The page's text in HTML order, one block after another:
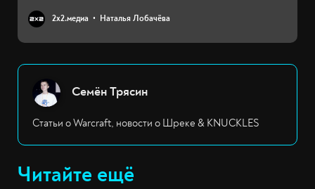
2х2.медиа Наталья Лобачёва
Семён Трясин
Статьи о Warcraft, новости о Шреке & KNUCKLES
Читайте ещё